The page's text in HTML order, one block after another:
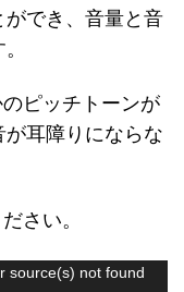
ができ、音量と音
ピッチトーンが
耳障りにならな
さい。
source(s) not found